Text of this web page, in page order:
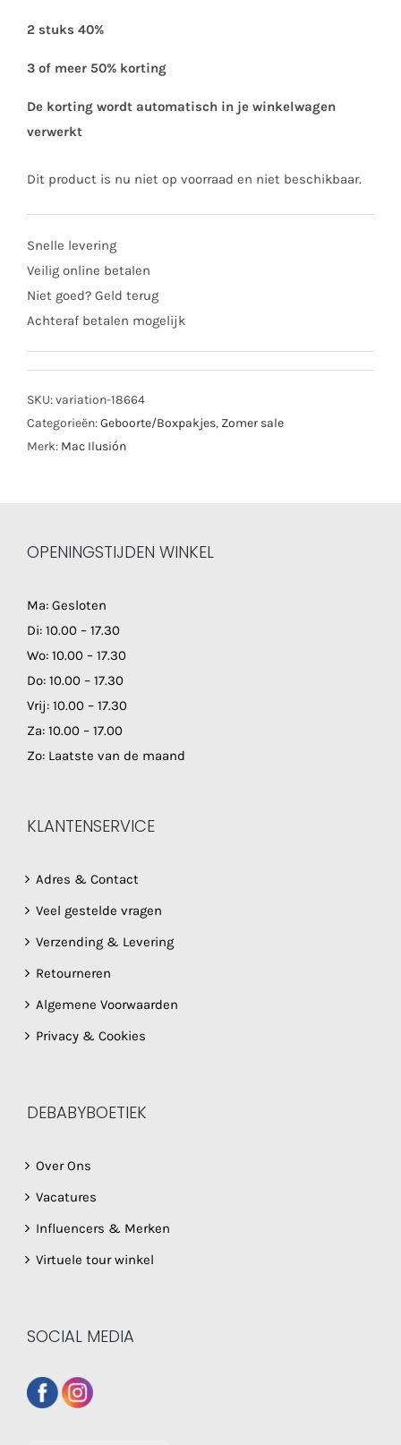
2 stuks 40%
3 of meer 50% korting
De korting wordt automatisch in je winkelwagen
verwerkt
Dit product is nu niet op voorraad en niet beschikbaar.
Snelle levering
Veilig online betalen
Niet goed? Geld terug
Achteraf betalen mogelijk
SKU:variation-18664
Categorieën:Geboorte/Boxpakjes, Zomer sale
Merk: Mac Ilusión
OPENINGSTIJDEN WINKEL
Ma: Gesloten
Di: 10.00 – 17.30
Wo: 10.00 – 17.30
Do: 10.00 – 17.30
Vrij: 10.00 – 17.30
Za: 10.00 – 17.00
Zo: Laatste van de maand
KLANTENSERVICE
Adres & Contact
Veel gestelde vragen
Verzending & Levering
Retourneren
Algemene Voorwaarden
Privacy & Cookies
DEBABYBOETIEK
Over Ons
Vacatures
Influencers & Merken
Virtuele tour winkel
SOCIAL MEDIA